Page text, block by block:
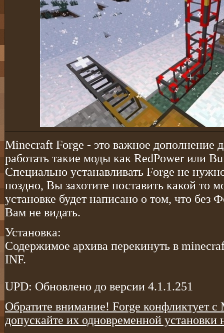
Minecraft Forge - это важное дополнение
работать такие моды как RedPower или
Специально устанавливать Forge не
поздно, Вы захотите поставить какой то
установке будет написано о том, что без
Вам не видать.
Установка:
Содержимое архива перекинуть в
INF.
UPD: Обновлено до версии 4.1.1.251
Обратите внимание! Forge конфликтует с
допускайте их одновременной